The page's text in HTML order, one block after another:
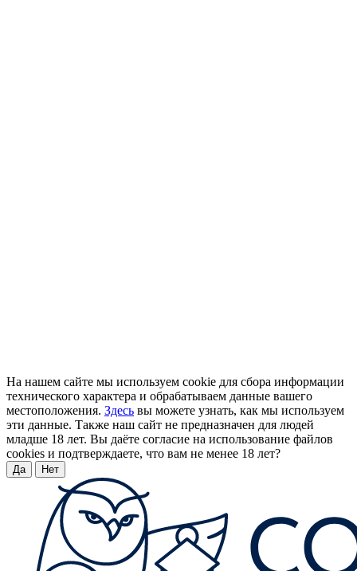
На нашем сайте мы используем cookie для сбора информации
технического характера и обрабатываем данные вашего
местоположения. Здесь вы можете узнать, как мы используем
эти данные. Также наш сайт не предназначен для людей
младше 18 лет. Вы даёте согласие на использование файлов
cookies и подтверждаете, что вам не менее 18 лет?
Да Нет